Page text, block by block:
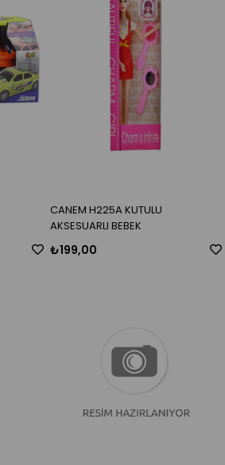
CANEM H225A KUTULU
AKSESUARLI BEBEK
₺199,00